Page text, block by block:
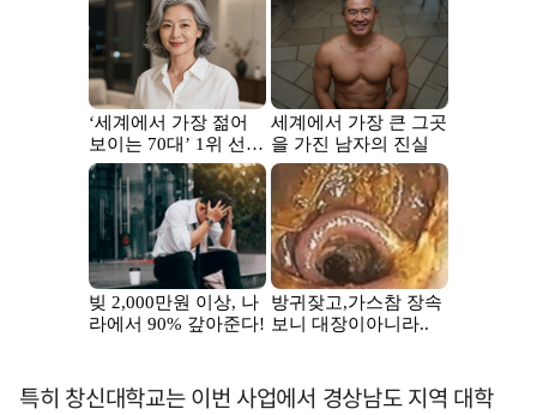
특히 창신대학교는 이번 사업에서 경상남도 지역 대학